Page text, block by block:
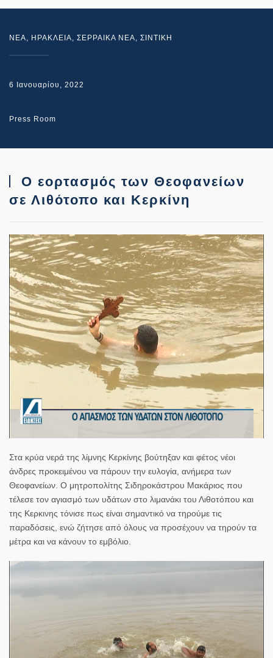
NEA, ΗΡΑΚΛΕΙΑ, ΣΕΡΡΑΙΚΑ ΝΕΑ, ΣΙΝΤΙΚΗ
6 Ιανουαρίου, 2022
Press Room
Ο εορτασμός των Θεοφανείων
σε Λιθότοπο και Κερκίνη
Στα κρύα νερά της λίμνης Κερκίνης βούτηξαν και φέτος νέοι
άνδρες προκειμένου να πάρουν την ευλογία, ανήμερα των
Θεοφανείων. Ο μητροπολίτης Σιδηροκάστρου Μακάριος που
τέλεσε τον αγιασμό των υδάτων στο λιμανάκι του Λιθοτόπου και
της Κερκινης τόνισε πως είναι σημαντικό να τηρούμε τις
παραδόσεις, ενώ ζήτησε από όλους να προσέχουν να τηρούν τα
μέτρα και να κάνουν το εμβόλιο.